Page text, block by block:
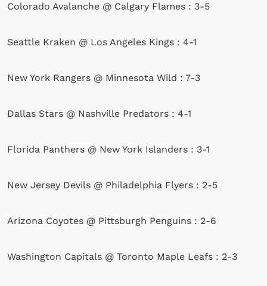
Colorado Avalanche @ Calgary Flames : 3-5
Seattle Kraken @ Los Angeles Kings : 4-1
New York Rangers @ Minnesota Wild : 7-3
Dallas Stars @ Nashville Predators : 4-1
Florida Panthers @ New York Islanders : 3-1
New Jersey Devils @ Philadelphia Flyers : 2-5
Arizona Coyotes @ Pittsburgh Penguins : 2-6
Washington Capitals @ Toronto Maple Leafs : 2-3